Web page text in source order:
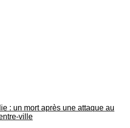
: un mort après une attaque au
ville